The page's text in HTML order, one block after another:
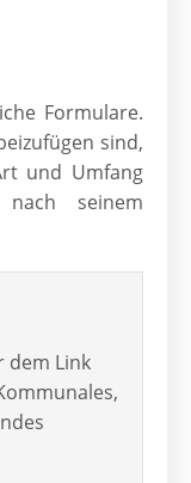
Formulare.
sind,
und Umfang
seinem
dem Link